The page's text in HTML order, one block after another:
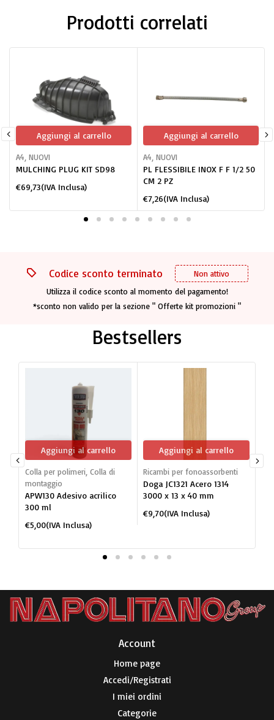
Prodotti correlati
Aggiungi al carrello
A4, NUOVI
MULCHING PLUG KIT SD98
€69,73(IVA Inclusa)
Aggiungi al carrello
A4, NUOVI
PL FLESSIBILE INOX F F 1/2 50
CM 2 PZ
€7,26(IVA Inclusa)
Codice sconto terminato
Non attivo
Utilizza il codice sconto al momento del pagamento!
*sconto non valido per la sezione " Offerte kit promozioni "
Bestsellers
Aggiungi al carrello
Colla per polimeri, Colla di
montaggio
APW130 Adesivo acrilico
300 ml
€5,00(IVA Inclusa)
Aggiungi al carrello
Ricambi per fonoassorbenti
Doga JC1321 Acero 1314
3000 x 13 x 40 mm
€9,70(IVA Inclusa)
Account​
Home page
Accedi/Registrati
I miei ordini
Categorie